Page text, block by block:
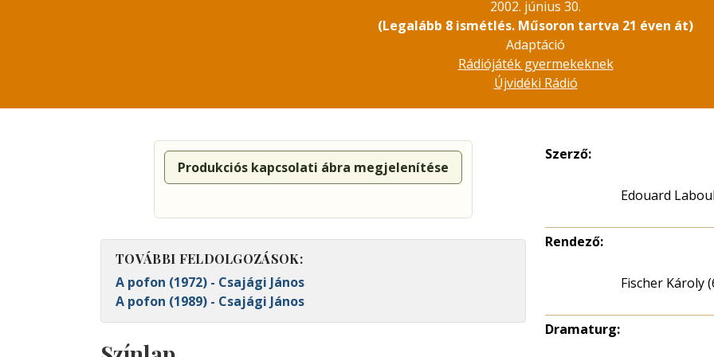
2002. június 30.
(Legalább 8 ismétlés. Műsoron tartva 21 éven át)
Adaptáció
Rádiójáték gyermekeknek
Újvidéki Rádió
Produkciós kapcsolati ábra megjelenítése
TOVÁBBI FELDOLGOZÁSOK:
A pofon (1972) - Csajági János
A pofon (1989) - Csajági János
Szerző:
Edouard
Rendező:
Fischer Károly
Dramaturg: